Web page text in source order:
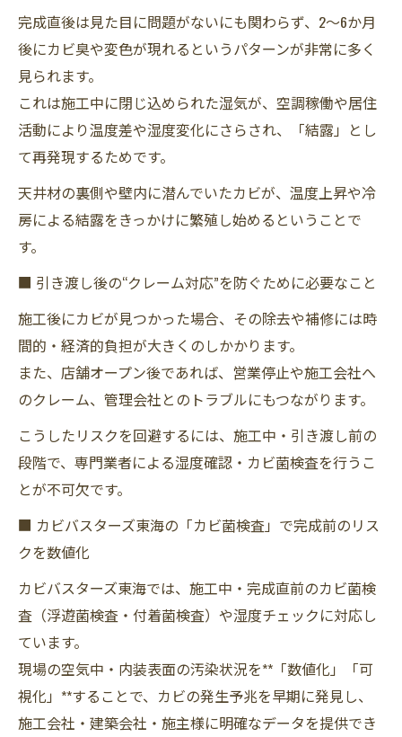
完成直後は見た目に問題がないにも関わらず、2～6か月
後にカビ臭や変色が現れるというパターンが非常に多く
見られます。
これは施工中に閉じ込められた湿気が、空調稼働や居住
活動により温度差や湿度変化にさらされ、「結露」とし
て再発現するためです。
天井材の裏側や壁内に潜んでいたカビが、温度上昇や冷
房による結露をきっかけに繁殖し始めるということで
す。
■ 引き渡し後の“クレーム対応”を防ぐために必要なこと
施工後にカビが見つかった場合、その除去や補修には時
間的・経済的負担が大きくのしかかります。
また、店舗オープン後であれば、営業停止や施工会社へ
のクレーム、管理会社とのトラブルにもつながります。
こうしたリスクを回避するには、施工中・引き渡し前の
段階で、専門業者による湿度確認・カビ菌検査を行うこ
とが不可欠です。
■ カビバスターズ東海の「カビ菌検査」で完成前のリス
クを数値化
カビバスターズ東海では、施工中・完成直前のカビ菌検
査（浮遊菌検査・付着菌検査）や湿度チェックに対応し
ています。
現場の空気中・内装表面の汚染状況を**「数値化」「可
視化」**することで、カビの発生予兆を早期に発見し、
施工会社・建築会社・施主様に明確なデータを提供でき